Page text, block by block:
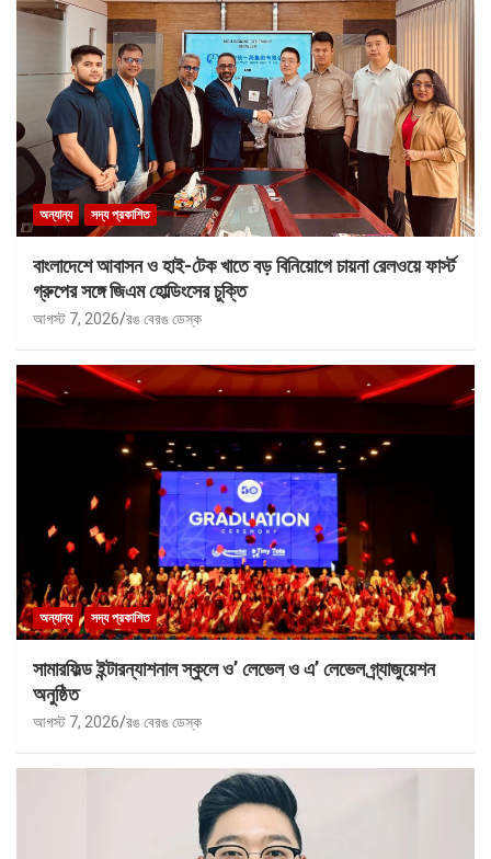
অন্যান্য সদ্য প্রকাশিত
বাংলাদেশে আবাসন ও হাই-টেক খাতে বড় বিনিয়োগে চায়না রেলওয়ে ফার্স্ট
গ্রুপের সঙ্গে জিএম হোল্ডিংসের চুক্তি
আগস্ট 7, 2026 রঙ বেরঙ ডেস্ক
অন্যান্য সদ্য প্রকাশিত
সামারফিল্ড ইন্টারন্যাশনাল স্কুলে ও’ লেভেল ও এ’ লেভেল গ্র্যাজুয়েশন
অনুষ্ঠিত
আগস্ট 7, 2026 রঙ বেরঙ ডেস্ক